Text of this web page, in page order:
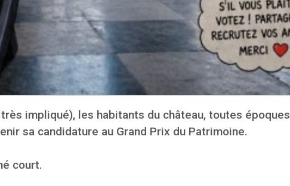
impliqué), les habitants du château, toutes époques
sa candidature au Grand Prix du Patrimoine.
court.